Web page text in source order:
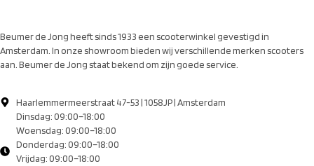
Beumer de Jong heeft sinds 1933 een scooterwinkel gevestigd in
Amsterdam. In onze showroom bieden wij verschillende merken scooters
aan. Beumer de Jong staat bekend om zijn goede service.
Haarlemmermeerstraat 47-53 | 1058JP | Amsterdam
Dinsdag: 09:00–18:00
Woensdag: 09:00–18:00
Donderdag: 09:00–18:00
Vrijdag: 09:00–18:00